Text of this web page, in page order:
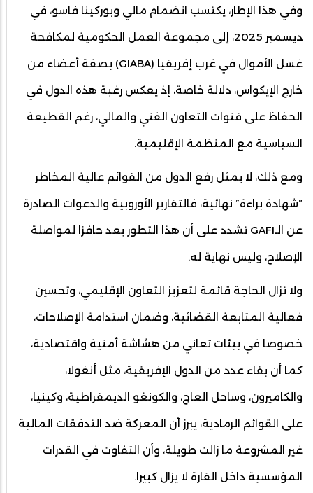
وفي هذا الإطار، يكتسب انضمام مالي وبوركينا فاسو، في
ديسمبر 2025، إلى مجموعة العمل الحكومية لمكافحة
غسل الأموال في غرب إفريقيا (GIABA) بصفة أعضاء من
خارج الإيكواس، دلالة خاصة، إذ يعكس رغبة هذه الدول في
الحفاظ على قنوات التعاون الفني والمالي، رغم القطيعة
السياسية مع المنظمة الإقليمية.
ومع ذلك، لا يمثل رفع الدول من القوائم عالية المخاطر
“شهادة براءة” نهائية، فالتقارير الأوروبية والدعوات الصادرة
عن الـGAFI تشدد على أن هذا التطور يعد حافزا لمواصلة
الإصلاح، وليس نهاية له.
ولا تزال الحاجة قائمة لتعزيز التعاون الإقليمي، وتحسين
فعالية المتابعة القضائية، وضمان استدامة الإصلاحات،
خصوصا في بيئات تعاني من هشاشة أمنية واقتصادية،
كما أن بقاء عدد من الدول الإفريقية، مثل أنغولا،
والكاميرون، وساحل العاج، والكونغو الديمقراطية، وكينيا،
على القوائم الرمادية، يبرز أن المعركة ضد التدفقات المالية
غير المشروعة ما زالت طويلة، وأن التفاوت في القدرات
المؤسسية داخل القارة لا يزال كبيرا.